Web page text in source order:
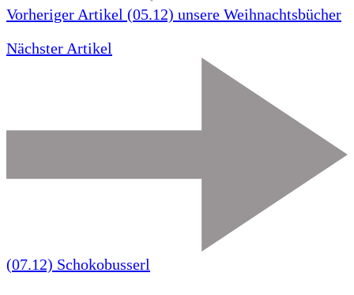
Vorheriger Artikel (05.12) unsere Weihnachtsbücher
Nächster Artikel
(07.12) Schokobusserl